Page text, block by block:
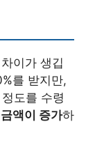
이가 생깁
를 받지만,
도를 수령
액이 증가하